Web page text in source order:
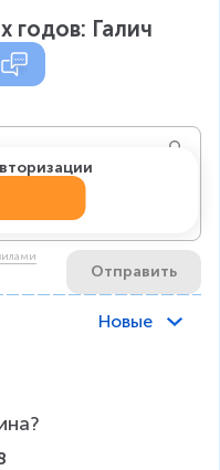
годов: Галич
Отправить
Новые